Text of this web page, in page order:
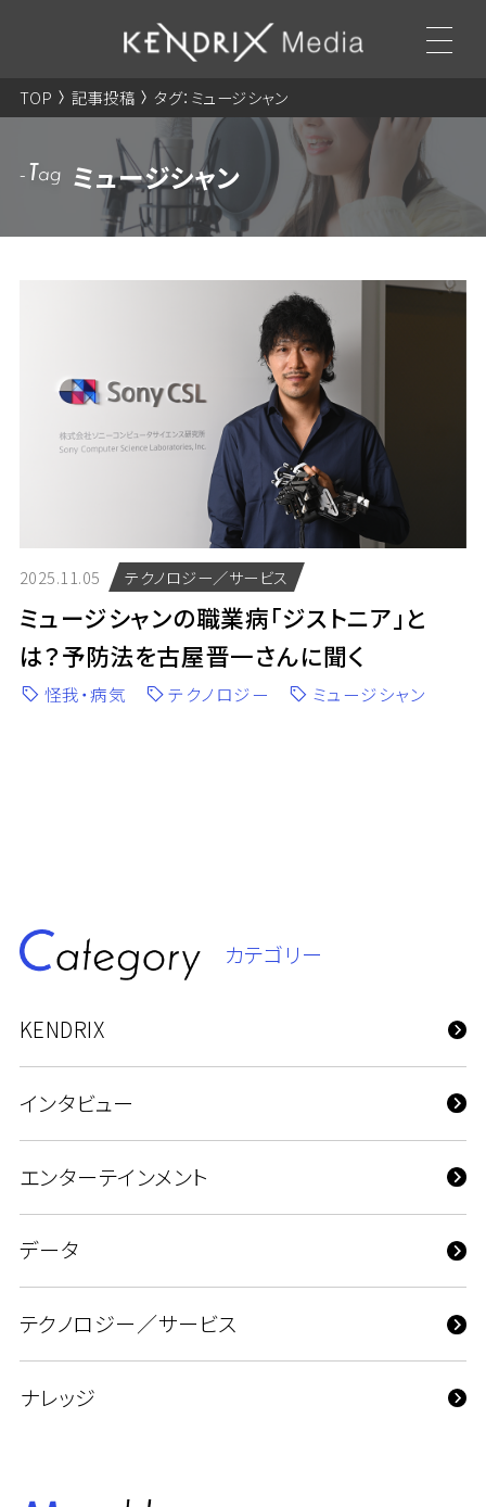
TOP 記事投稿 タグ：ミュージシャン
ミュージシャン
2025.11.05 テクノロジー／サービス
ミュージシャンの職業病「ジストニア」と
は？予防法を古屋晋一さんに聞く
怪我・病気 テクノロジー ミュージシャン
カテゴリー
KENDRIX
インタビュー
エンターテインメント
データ
テクノロジー／サービス
ナレッジ